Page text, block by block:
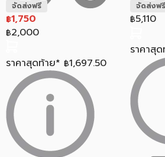
จัดส่งฟรี
฿1,750
฿2,000
ราคาสุดท้าย* ฿1,697.50
จัดส่งฟรี
฿5,110
ราคาสุ